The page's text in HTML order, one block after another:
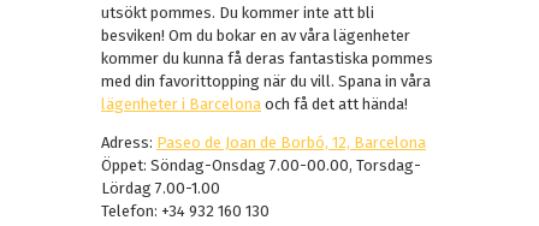
utsökt pommes. Du kommer inte att bli
besviken! Om du bokar en av våra lägenheter
kommer du kunna få deras fantastiska pommes
med din favorittopping när du vill. Spana in våra
lägenheter i Barcelona och få det att hända!
Adress: Paseo de Joan de Borbó, 12, Barcelona
Öppet: Söndag-Onsdag 7.00-00.00, Torsdag-
Lördag 7.00-1.00
Telefon: +34 932 160 130